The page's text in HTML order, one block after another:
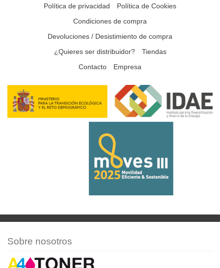
Política de privacidad
Política de Cookies
Condiciones de compra
Devoluciones / Desistimiento de compra
¿Quieres ser distribuidor?
Tiendas
Contacto
Empresa
Sobre nosotros